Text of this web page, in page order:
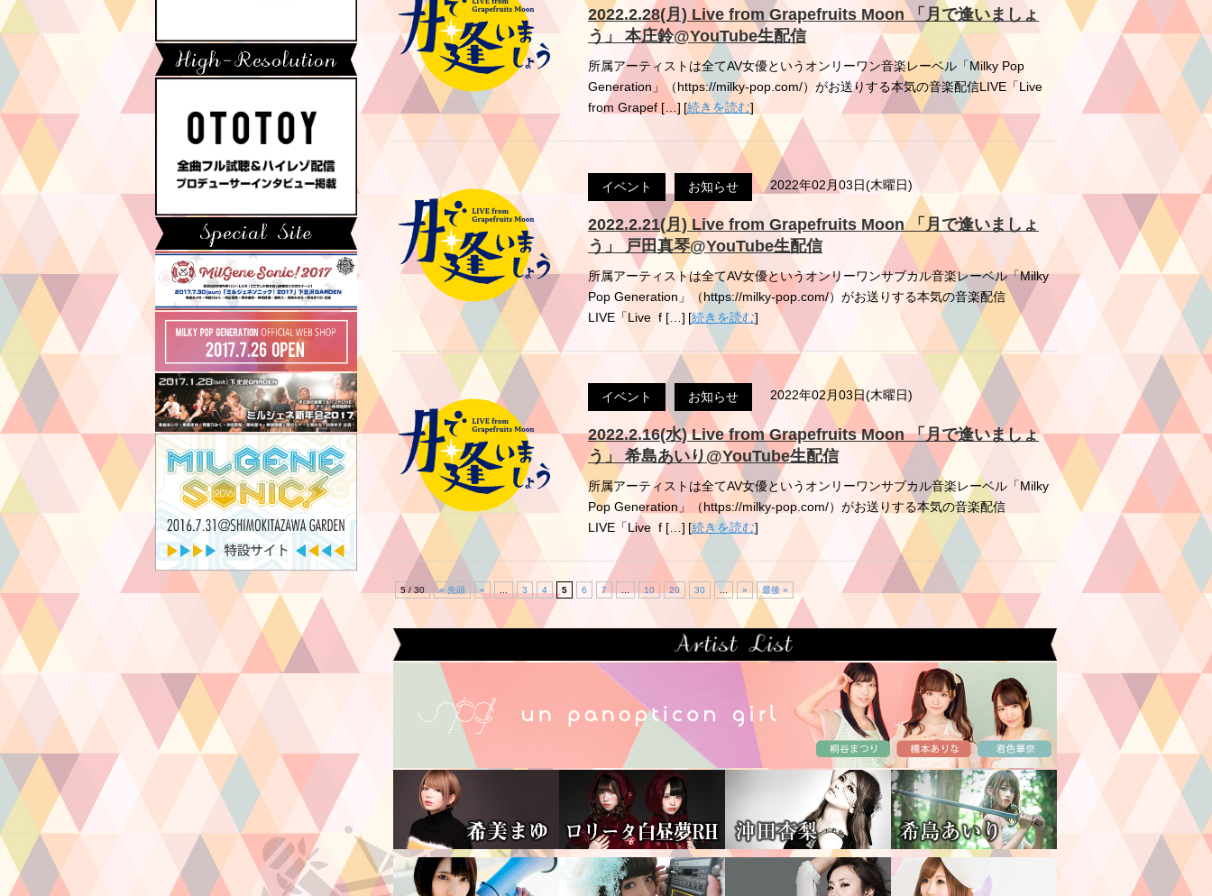
2022.2.28(月) Live from Grapefruits Moon 「月で逢いましょ
う」 本庄鈴@YouTube生配信
所属アーティストは全てAV女優というオンリーワン音楽レーベル「Milky Pop
Generation」（https://milky-pop.com/）がお送りする本気の音楽配信LIVE「Live
from Grapef […] [続きを読む]
イベント お知らせ 2022年02月03日(木曜日)
2022.2.21(月) Live from Grapefruits Moon 「月で逢いましょ
う」 戸田真琴@YouTube生配信
所属アーティストは全てAV女優というオンリーワンサブカル音楽レーベル「Milky
Pop Generation」（https://milky-pop.com/）がお送りする本気の音楽配信
LIVE「Live f […] [続きを読む]
イベント お知らせ 2022年02月03日(木曜日)
2022.2.16(水) Live from Grapefruits Moon 「月で逢いましょ
う」 希島あいり@YouTube生配信
所属アーティストは全てAV女優というオンリーワンサブカル音楽レーベル「Milky
Pop Generation」（https://milky-pop.com/）がお送りする本気の音楽配信
LIVE「Live f […] [続きを読む]
5 / 30 « 先頭 « 3 4 5 6 7 10 20 30 ... » 最後 »